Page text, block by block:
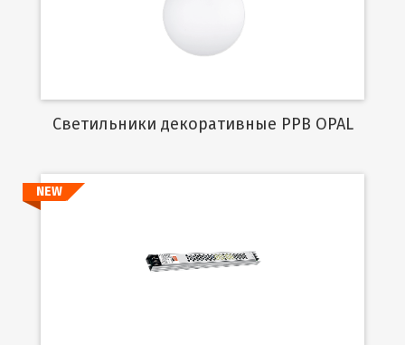
Cветильники декоративные PPB OPAL
Подробнее
NEW